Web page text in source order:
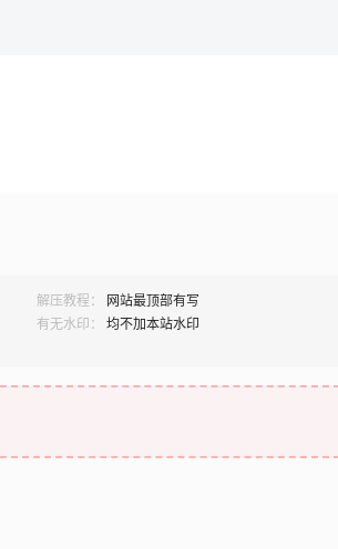
解压教程：
网站最顶部有写
有无水印：
均不加本站水印